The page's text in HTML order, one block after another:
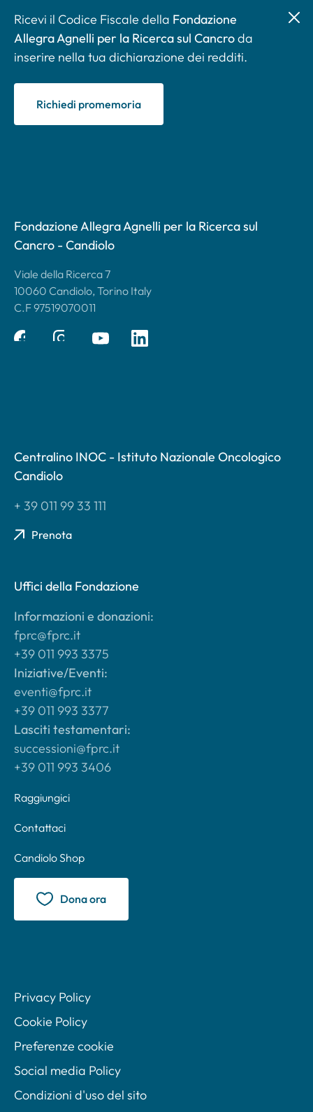
Ricevi il Codice Fiscale della Fondazione
Allegra Agnelli per la Ricerca sul Cancroda
inserire nella tua dichiarazione dei redditi.
Richiedi promemoria
Fondazione Allegra Agnelli per la Ricerca sul
Cancro - Candiolo
Viale della Ricerca 7
10060 Candiolo, Torino Italy
C.F 97519070011
Centralino INOC - Istituto Nazionale Oncologico
Candiolo
+ 39 011 99 33 111
Prenota
Uffici della Fondazione
Informazioni e donazioni:
fprc@fprc.it
+39 011 993 3375
Iniziative/Eventi:
eventi@fprc.it
+39 011 993 3377
Lasciti testamentari:
successioni@fprc.it
+39 011 993 3406
Raggiungici
Contattaci
Candiolo Shop
Dona ora
Privacy Policy
Cookie Policy
Preferenze cookie
Social media Policy
Condizioni d'uso del sito